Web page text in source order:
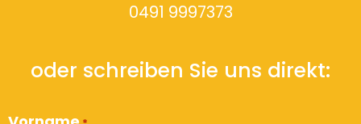
0491 9997373
oder schreiben Sie uns direkt: